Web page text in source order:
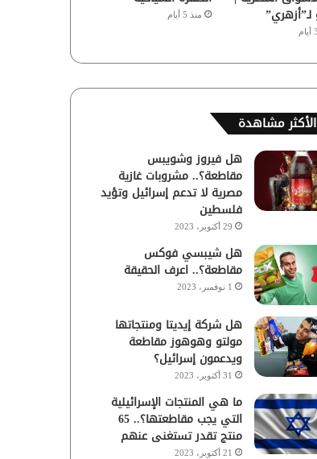
منذ 5 أيام
الأكثر مشاهدة
هل فيروز وشويبس
مقاطعة؟.. مشروبات غازية
مصرية لا تدعم إسرائيل وتؤيد
فلسطين
29 أكتوبر، 2023
هل شيبسي فوكس
مقاطعة؟.. اعرف الحقيقة
1 نوفمبر، 2023
هل شركة إيديتا ومنتجاتها
مولتو وهوهوز مقاطعة
ويدعمون إسرائيل؟
31 أكتوبر، 2023
ما هي المنتجات الإسرائيلية
التي يجب مقاطعتها؟.. 65
منتج تقدر تستغنى عنهم
21 أكتوبر، 2023